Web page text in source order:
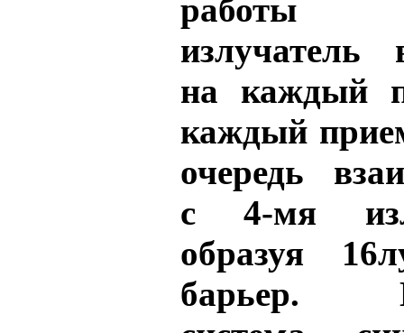
работы
излучатель
на каждый
каждый
очередь
с 4-мя
образуя
барьер.